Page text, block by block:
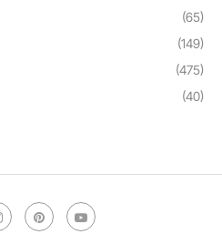
(65)
(149)
(475)
(40)